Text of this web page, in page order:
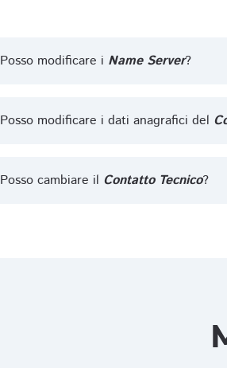
Posso modificare i Name Server?
Posso modificare i dati anagrafici del
Posso cambiare il Contatto Tecnico?